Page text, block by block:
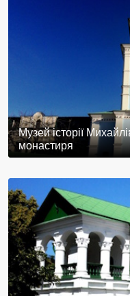
Музей історії
монастиря